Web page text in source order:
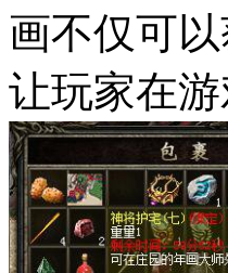
画不仅可
让玩家在